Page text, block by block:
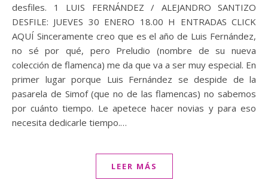
desfiles. 1 LUIS FERNÁNDEZ / ALEJANDRO SANTIZO
DESFILE: JUEVES 30 ENERO 18.00 H ENTRADAS CLICK
AQUÍ Sinceramente creo que es el año de Luis Fernández,
no sé por qué, pero Preludio (nombre de su nueva
colección de flamenca) me da que va a ser muy especial. En
primer lugar porque Luis Fernández se despide de la
pasarela de Simof (que no de las flamencas) no sabemos
por cuánto tiempo. Le apetece hacer novias y para eso
necesita dedicarle tiempo.…
LEER MÁS